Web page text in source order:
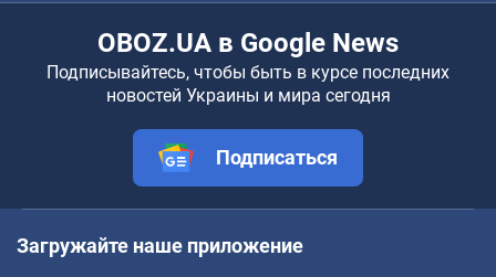
OBOZ.UA в Google News
Подписывайтесь, чтобы быть в курсе последних
новостей Украины и мира сегодня
Подписаться
Загружайте наше приложение